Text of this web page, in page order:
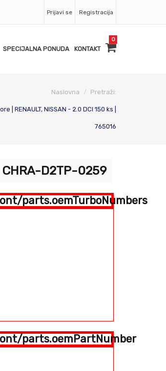
Prijavi se Registracija
SPECIJALNA PONUDA KONTAKT
0
Naslovna Pretraži:
| RENAULT, NISSAN - 2.0 DCI 150 ks |
765016
CHRA-D2TP-0259
parts.oemTurboNumbers
parts.oemPartNumber